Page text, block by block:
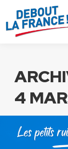
4
Panneau de